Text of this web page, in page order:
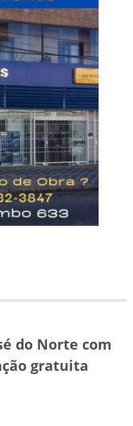
do Norte com
gratuita